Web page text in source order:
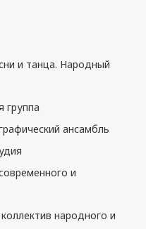
и танца. Народный
группа
ансамбль
и
народного и